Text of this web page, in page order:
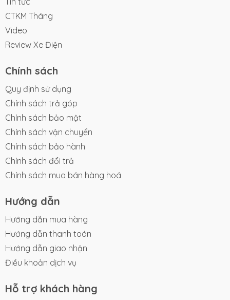
CTKM Tháng
Video
Review Xe Điện
Chính sách
Quy định sử dụng
Chính sách trả góp
Chính sách bảo mật
Chính sách vận chuyển
Chính sách bảo hành
Chính sách đổi trả
Chính sách mua bán hàng hoá
Hướng dẫn
Hướng dẫn mua hàng
Hướng dẫn thanh toán
Hướng dẫn giao nhận
Điều khoản dịch vụ
Hỗ trợ khách hàng